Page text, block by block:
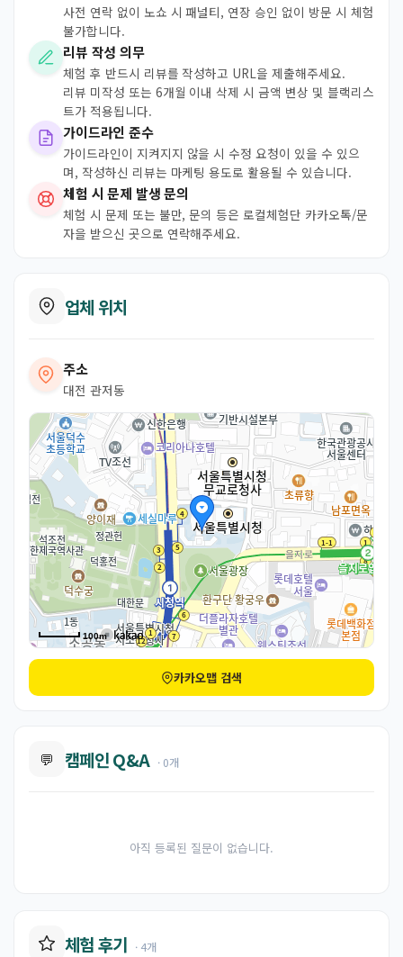
사전 연락 없이 노쇼 시 패널티, 연장 승인 없이 방문 시 체험
불가합니다.
리뷰 작성 의무
체험 후 반드시 리뷰를 작성하고 URL을 제출해주세요.
리뷰 미작성 또는 6개월 이내 삭제 시 금액 변상 및 블랙리스
트가 적용됩니다.
가이드라인 준수
가이드라인이 지켜지지 않을 시 수정 요청이 있을 수 있으
며, 작성하신 리뷰는 마케팅 용도로 활용될 수 있습니다.
체험 시 문제 발생 문의
체험 시 문제 또는 불만, 문의 등은 로컬체험단 카카오톡/문
자을 받으신 곳으로 연락해주세요.
업체 위치
주소
대전 관저동
100m
카카오맵 검색
💬 캠페인 Q&A · 0개
아직 등록된 질문이 없습니다.
체험 후기 · 4개